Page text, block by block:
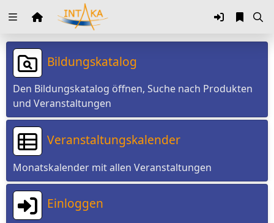
Zuklappen
Loading
Loading
Loading
Loading
Loading
Loading
Bildungskatalog
Den Bildungskatalog öffnen, Suche nach Produkten
und Veranstaltungen
Veranstaltungskalender
Monatskalender mit allen Veranstaltungen
Einloggen